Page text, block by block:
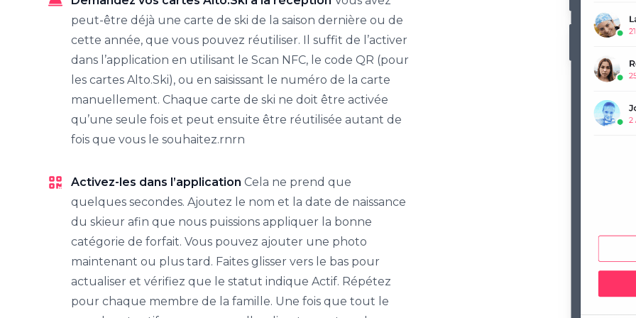
peut-être déjà une carte de ski de la saison dernière ou de
cette année, que vous pouvez réutiliser. Il suffit de l’activer
dans l’application en utilisant le Scan NFC, le code QR (pour
les cartes Alto.Ski), ou en saisissant le numéro de la carte
manuellement. Chaque carte de ski ne doit être activée
qu’une seule fois et peut ensuite être réutilisée autant de
fois que vous le souhaitez.rnrn
Activez-les dans l’application Cela ne prend que
quelques secondes. Ajoutez le nom et la date de naissance
du skieur afin que nous puissions appliquer la bonne
catégorie de forfait. Vous pouvez ajouter une photo
maintenant ou plus tard. Faites glisser vers le bas pour
actualiser et vérifiez que le statut indique Actif. Répétez
pour chaque membre de la famille. Une fois que tout le